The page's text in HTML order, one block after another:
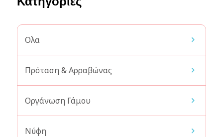
Ολα
Πρόταση & Αρραβώνας
Οργάνωση Γάμου
Νύφη